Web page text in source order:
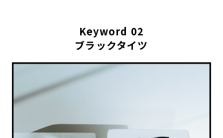
Keyword 02
ブラックタイツ